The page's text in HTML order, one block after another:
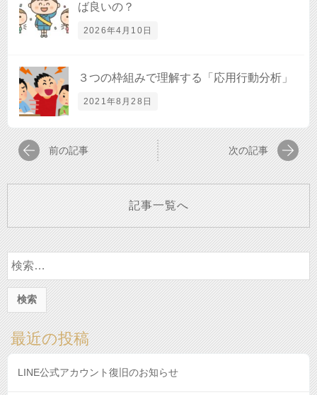
ば良いの？
2026年4月10日
３つの枠組みで理解する「応用行動分析」
2021年8月28日
前の記事 次の記事
記事一覧へ
検
索:
最近の投稿
LINE公式アカウント復旧のお知らせ